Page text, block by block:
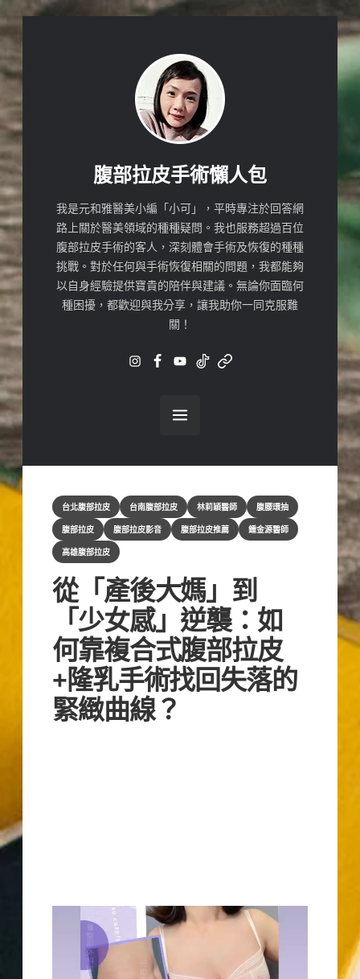
腹部拉皮手術懶人包
我是元和雅醫美小編「小可」，平時專注於回答網
路上關於醫美領域的種種疑問。我也服務超過百位
腹部拉皮手術的客人，深刻體會手術及恢復的種種
挑戰。對於任何與手術恢復相關的問題，我都能夠
以自身經驗提供寶貴的陪伴與建議。無論你面臨何
種困擾，都歡迎與我分享，讓我助你一同克服難
關！
ig fb yt tiktokline
Categories
台北腹部拉皮 台南腹部拉皮 林莉穎醫師
腹腰環抽
腹部拉皮
腹部拉皮影音 腹部拉皮推薦
鍾金源醫師
高雄腹部拉皮
從「產後大媽」到
「少女感」逆襲：如
何靠複合式腹部拉皮
+隆乳手術找回失落的
緊緻曲線？